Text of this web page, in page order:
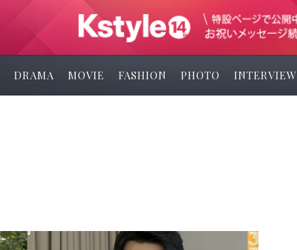
DRAMA MOVIE FASHION PHOTO INTERVIEW